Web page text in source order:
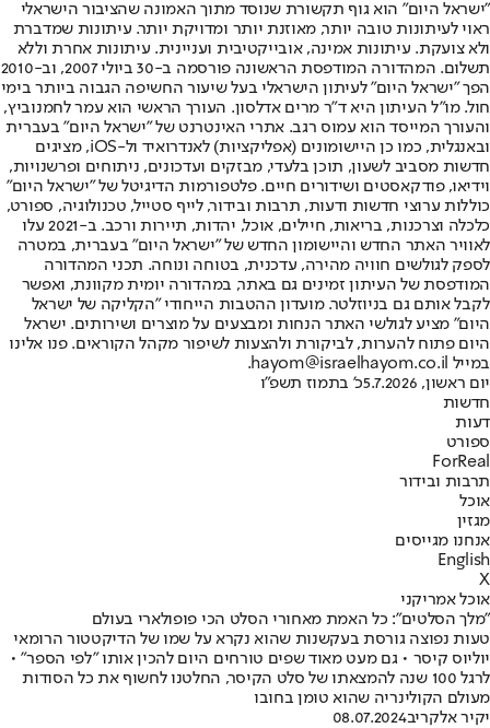
"ישראל היום" הוא גוף תקשורת שנוסד מתוך האמונה שהציבור הישראלי
ראוי לעיתונות טובה יותר, מאוזנת יותר ומדויקת יותר. עיתונות שמדברת
ולא צועקת. עיתונות אמינה, אובייקטיבית ועניינית. עיתונות אחרת וללא
תשלום. המהדורה המודפסת הראשונה פורסמה ב-30 ביולי 2007, וב-2010
הפך "ישראל היום" לעיתון הישראלי בעל שיעור החשיפה הגבוה ביותר בימי
חול. מו"ל העיתון היא ד"ר מרים אדלסון. העורך הראשי הוא עמר לחמנוביץ,
והעורך המייסד הוא עמוס רגב. אתרי האינטרנט של "ישראל היום" בעברית
ובאנגלית, כמו כן היישומונים (אפליקציות) לאנדרואיד ול-iOS, מציגים
חדשות מסביב לשעון, תוכן בלעדי, מבזקים ועדכונים, ניתוחים ופרשנויות,
וידיאו, פודקאסטים ושידורים חיים. פלטפורמות הדיגיטל של "ישראל היום"
כוללות ערוצי חדשות ודעות, תרבות ובידור, לייף סטייל, טכנולוגיה, ספורט,
כלכלה וצרכנות, בריאות, חיילים, אוכל, יהדות, תיירות ורכב. ב-2021 עלו
לאוויר האתר החדש והיישומון החדש של "ישראל היום" בעברית, במטרה
לספק לגולשים חוויה מהירה, עדכנית, בטוחה ונוחה. תכני המהדורה
המודפסת של העיתון זמינים גם באתר, במהדורה יומית מקוונת, ואפשר
לקבל אותם גם בניוזלטר. מועדון ההטבות הייחודי "הקליקה של ישראל
היום" מציע לגולשי האתר הנחות ומבצעים על מוצרים ושירותים. ישראל
היום פתוח להערות, לביקורת ולהצעות לשיפור מקהל הקוראים. פנו אלינו
במייל hayom@israelhayom.co.il.
יום ראשון, 5.7.2026
כ' בתמוז תשפ"ו
חדשות
דעות
ספורט
ForReal
תרבות ובידור
אוכל
מגזין
אנחנו מגייסים
English
X
אוכל אמריקני
"מלך הסלטים": כל האמת מאחורי הסלט הכי פופולארי בעולם
טעות נפוצה גורסת בעקשנות שהוא נקרא על שמו של הדיקטטור הרומאי
יוליוס קיסר • גם מעט מאוד שפים טורחים היום להכין אותו "לפי הספר" •
לרגל 100 שנה להמצאתו של סלט הקיסר, החלטנו לחשוף את כל הסודות
מעולם הקולינריה שהוא טומן בחובו
יקיר אלקריב08.07.2024